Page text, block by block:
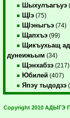
Шыхулъагъуэ
ЩIэ (75)
ЩIэныгъэ (74)
Щапхъэ (99)
Щикъухьащ
дунеижьым (34)
Щэнхабзэ (217)
Юбилей (407)
Япэу тыдодзэ
Copyright 2010 АДЫГЭ